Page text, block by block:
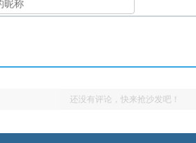
还没有评论，快来抢沙发吧！